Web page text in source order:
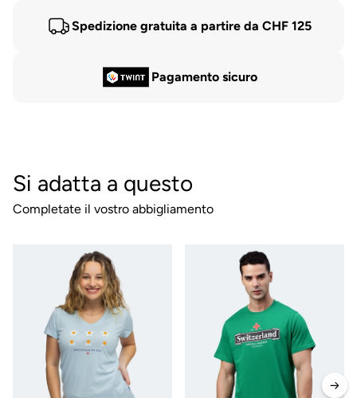
Spedizione gratuita a partire da CHF 125
Pagamento sicuro
Si adatta a questo
Completate il vostro abbigliamento